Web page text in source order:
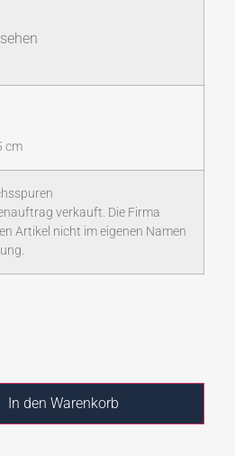
cm
verkauft. Die Firma
Artikel nicht im eigenen Namen
In den Warenkorb